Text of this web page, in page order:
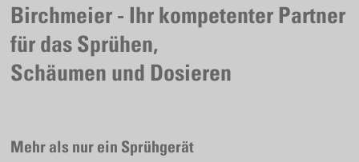
Birchmeier - Ihr kompetenter Partner
für das Sprühen,
Schäumen und Dosieren
Mehr als nur ein Sprühgerät